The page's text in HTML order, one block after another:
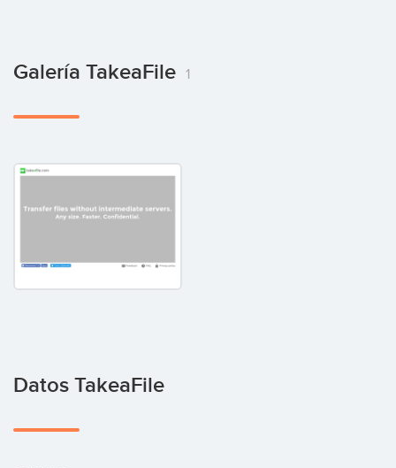
Galería TakeaFile 1
Datos TakeaFile